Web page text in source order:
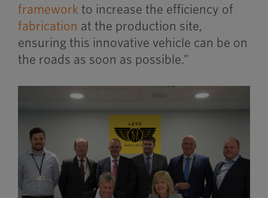
framework to increase the efficiency of
fabrication at the production site,
ensuring this innovative vehicle can be on
the roads as soon as possible.”